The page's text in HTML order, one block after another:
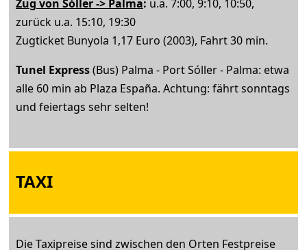
Zug von Sóller -> Palma: u.a. 7:00, 9:10, 10:50,
zurück u.a. 15:10, 19:30
Zugticket Bunyola 1,17 Euro (2003), Fahrt 30 min.
Tunel Express(Bus) Palma - Port Sóller - Palma: etwa
alle 60 min ab Plaza España. Achtung: fährt sonntags
und feiertags sehr selten!
TAXI
Die Taxipreise sind zwischen den Orten Festpreise